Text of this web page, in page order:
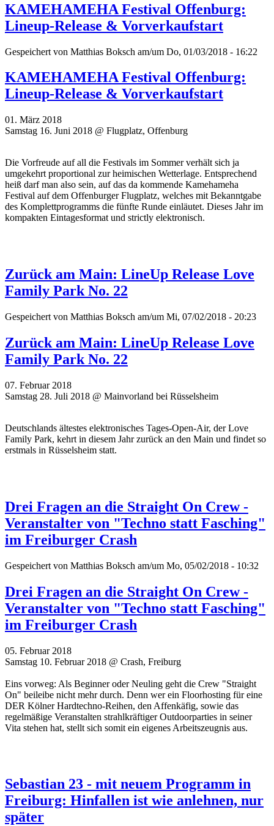
KAMEHAMEHA Festival Offenburg:
Lineup-Release & Vorverkaufstart
Gespeichert von Matthias Boksch am/um Do, 01/03/2018 - 16:22
KAMEHAMEHA Festival Offenburg:
Lineup-Release & Vorverkaufstart
01. März 2018
Samstag 16. Juni 2018 @ Flugplatz, Offenburg
Die Vorfreude auf all die Festivals im Sommer verhält sich ja
umgekehrt proportional zur heimischen Wetterlage. Entsprechend
heiß darf man also sein, auf das da kommende Kamehameha
Festival auf dem Offenburger Flugplatz, welches mit Bekanntgabe
des Komplettprogramms die fünfte Runde einläutet. Dieses Jahr im
kompakten Eintagesformat und strictly elektronisch.
Zurück am Main: LineUp Release Love
Family Park No. 22
Gespeichert von Matthias Boksch am/um Mi, 07/02/2018 - 20:23
Zurück am Main: LineUp Release Love
Family Park No. 22
07. Februar 2018
Samstag 28. Juli 2018 @ Mainvorland bei Rüsselsheim
Deutschlands ältestes elektronisches Tages-Open-Air, der Love
Family Park, kehrt in diesem Jahr zurück an den Main und findet so
erstmals in Rüsselsheim statt.
Drei Fragen an die Straight On Crew -
Veranstalter von "Techno statt Fasching"
im Freiburger Crash
Gespeichert von Matthias Boksch am/um Mo, 05/02/2018 - 10:32
Drei Fragen an die Straight On Crew -
Veranstalter von "Techno statt Fasching"
im Freiburger Crash
05. Februar 2018
Samstag 10. Februar 2018 @ Crash, Freiburg
Eins vorweg: Als Beginner oder Neuling geht die Crew "Straight
On" beileibe nicht mehr durch. Denn wer ein Floorhosting für eine
DER Kölner Hardtechno-Reihen, den Affenkäfig, sowie das
regelmäßige Veranstalten strahlkräftiger Outdoorparties in seiner
Vita stehen hat, stellt sich somit ein eigenes Arbeitszeugnis aus.
Sebastian 23 - mit neuem Programm in
Freiburg: Hinfallen ist wie anlehnen, nur
später